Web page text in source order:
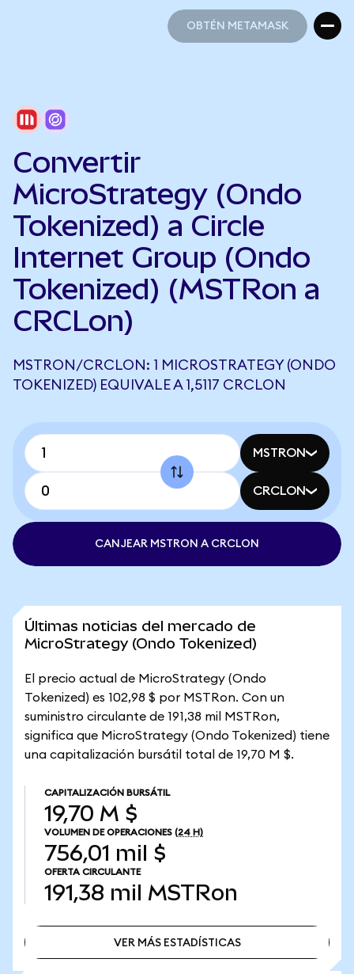
OBTÉN METAMASK
Convertir
MicroStrategy (Ondo
Tokenized) a Circle
Internet Group (Ondo
Tokenized) (MSTRon a
CRCLon)
MSTRON/CRCLON: 1 MICROSTRATEGY (ONDO
TOKENIZED) EQUIVALE A 1,5117 CRCLON
MSTRON
CRCLON
CANJEAR MSTRON A CRCLON
Últimas noticias del mercado de
MicroStrategy (Ondo Tokenized)
El precio actual de MicroStrategy (Ondo
Tokenized) es 102,98 $ por MSTRon. Con un
suministro circulante de 191,38 mil MSTRon,
significa que MicroStrategy (Ondo Tokenized) tiene
una capitalización bursátil total de 19,70 M $.
CAPITALIZACIÓN BURSÁTIL
19,70 M $
VOLUMEN DE OPERACIONES (24 H)
756,01 mil $
OFERTA CIRCULANTE
191,38 mil MSTRon
VER MÁS ESTADÍSTICAS